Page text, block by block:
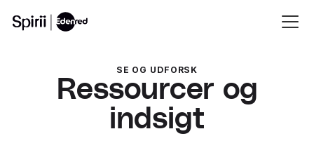
SE OG UDFORSK
Ressourcer og
indsigt